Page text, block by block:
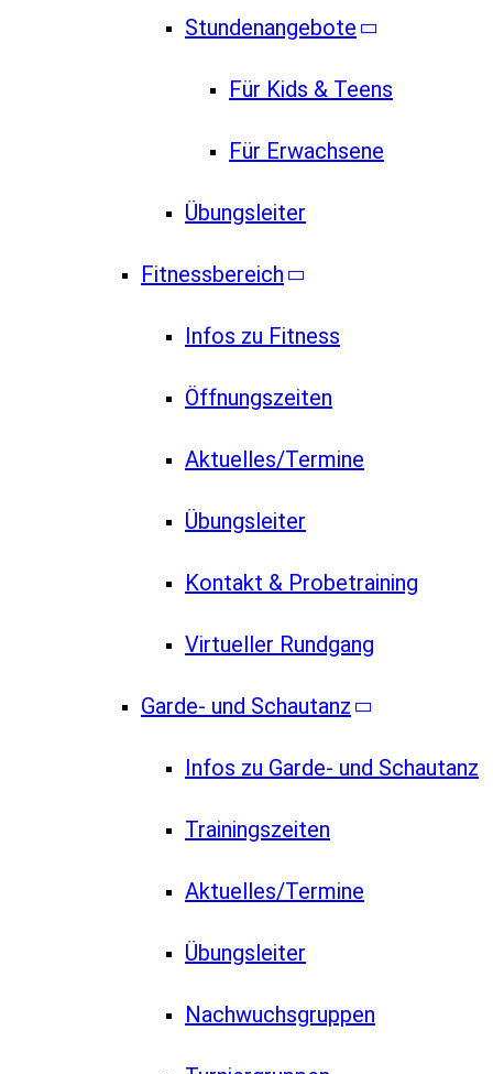
Stundenangebote
Für Kids & Teens
Für Erwachsene
Übungsleiter
Fitnessbereich
Infos zu Fitness
Öffnungszeiten
Aktuelles/Termine
Übungsleiter
Kontakt & Probetraining
Virtueller Rundgang
Garde- und Schautanz
Infos zu Garde- und Schautanz
Trainingszeiten
Aktuelles/Termine
Übungsleiter
Nachwuchsgruppen